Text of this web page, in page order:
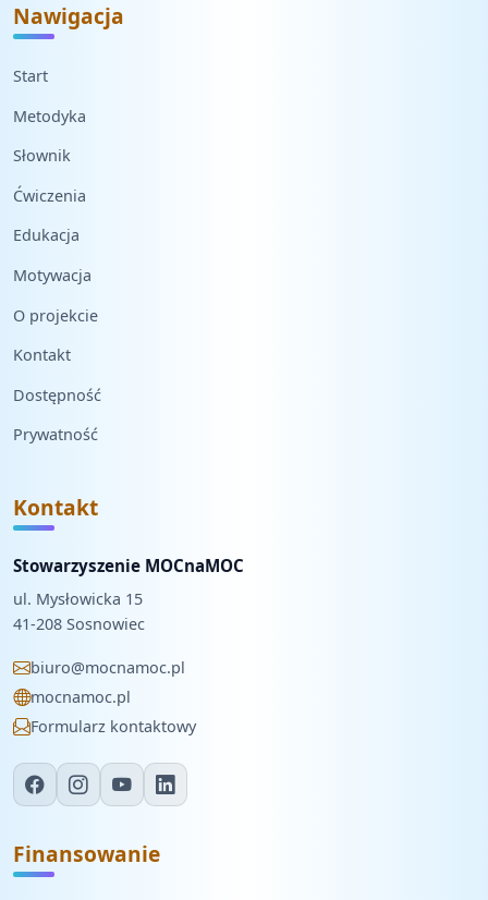
Nawigacja
Start
Metodyka
Słownik
Ćwiczenia
Edukacja
Motywacja
O projekcie
Kontakt
Dostępność
Prywatność
Kontakt
Stowarzyszenie MOCnaMOC
ul. Mysłowicka 15
41-208 Sosnowiec
biuro@mocnamoc.pl
mocnamoc.pl
Formularz kontaktowy
Finansowanie